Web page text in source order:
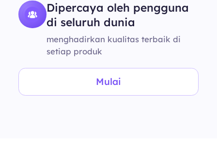
Dipercaya oleh pengguna
di seluruh dunia
menghadirkan kualitas terbaik di
setiap produk
Mulai